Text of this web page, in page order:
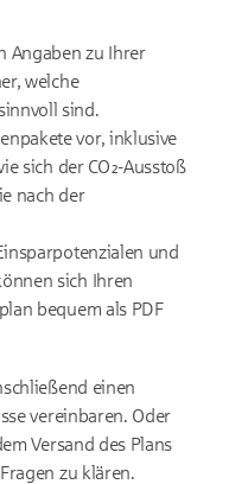
Angaben zu Ihrer
welche
sind.
vor, inklusive
sich der CO₂-Ausstoß
nach der
und
sich Ihren
bequem als PDF
einen
vereinbaren. Oder
Versand des Plans
zu klären.